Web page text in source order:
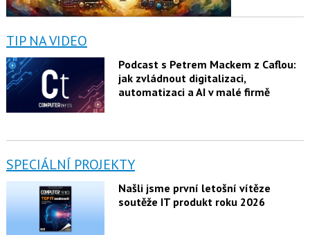
TIP NA VIDEO
Podcast s Petrem Mackem z Caflou:
jak zvládnout digitalizaci,
automatizaci a AI v malé firmě
SPECIÁLNÍ PROJEKTY
Našli jsme první letošní vítěze
soutěže IT produkt roku 2026